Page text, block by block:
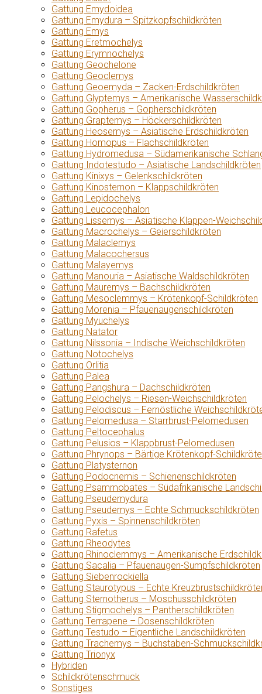
Gattung Emydoidea
Gattung Emydura – Spitzkopfschildkröten
Gattung Emys
Gattung Eretmochelys
Gattung Erymnochelys
Gattung Geochelone
Gattung Geoclemys
Gattung Geoemyda – Zacken-Erdschildkröten
Gattung Glyptemys – Amerikanische
Gattung Gopherus – Gopherschildkröten
Gattung Graptemys – Höckerschildkröten
Gattung Heosemys – Asiatische Erdschildkröten
Gattung Homopus – Flachschildkröten
Gattung Hydromedusa – Südamerikanische
Gattung Indotestudo – Asiatische Landschildkröten
Gattung Kinixys – Gelenkschildkröten
Gattung Kinosternon – Klappschildkröten
Gattung Lepidochelys
Gattung Leucocephalon
Gattung Lissemys – Asiatische Klappen-
Gattung Macrochelys – Geierschildkröten
Gattung Malaclemys
Gattung Malacochersus
Gattung Malayemys
Gattung Manouria – Asiatische Waldschildkröten
Gattung Mauremys – Bachschildkröten
Gattung Mesoclemmys – Krötenkopf-Schildkröten
Gattung Morenia – Pfauenaugenschildkröten
Gattung Myuchelys
Gattung Natator
Gattung Nilssonia – Indische Weichschildkröten
Gattung Notochelys
Gattung Orlitia
Gattung Palea
Gattung Pangshura – Dachschildkröten
Gattung Pelochelys – Riesen-Weichschildkröten
Gattung Pelodiscus – Fernöstliche
Gattung Pelomedusa – Starrbrust-Pelomedusen
Gattung Peltocephalus
Gattung Pelusios – Klappbrust-Pelomedusen
Gattung Phrynops – Bärtige Krötenkopf-
Gattung Platysternon
Gattung Podocnemis – Schienenschildkröten
Gattung Psammobates – Südafrikanische
Gattung Pseudemydura
Gattung Pseudemys – Echte Schmuckschildkröten
Gattung Pyxis – Spinnenschildkröten
Gattung Rafetus
Gattung Rheodytes
Gattung Rhinoclemmys – Amerikanische
Gattung Sacalia – Pfauenaugen-Sumpfschildkröten
Gattung Siebenrockiella
Gattung Staurotypus – Echte
Gattung Sternotherus – Moschusschildkröten
Gattung Stigmochelys – Pantherschildkröten
Gattung Terrapene – Dosenschildkröten
Gattung Testudo – Eigentliche Landschildkröten
Gattung Trachemys – Buchstaben-
Gattung Trionyx
Hybriden
Schildkrötenschmuck
Sonstiges